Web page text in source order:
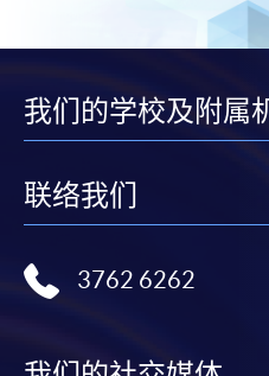
我们的学校及附属
联络我们
3762 6262